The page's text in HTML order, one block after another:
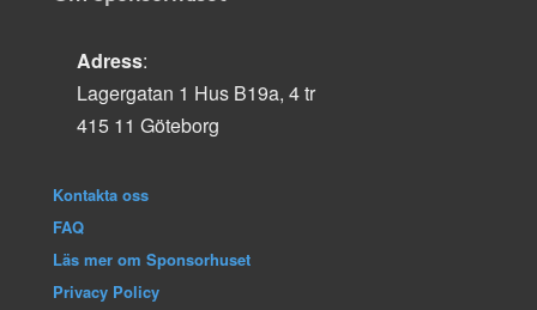
Adress:
Lagergatan 1 Hus B19a, 4 tr
415 11 Göteborg
Kontakta oss
FAQ
Läs mer om Sponsorhuset
Privacy Policy